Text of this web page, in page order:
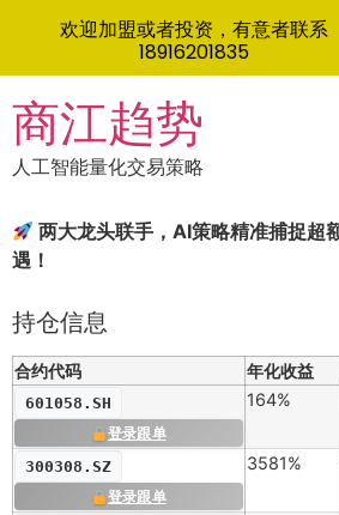
to
content
商江趋势
人工智能量化交易策略
两大龙头联手，AI策略精准捕捉超
遇！
持仓信息
合约代码 年化收益
601058.SH
登录跟单
164%
300308.SZ
登录跟单
3581%
欢迎加盟或者投资，有意者联系
18916201835